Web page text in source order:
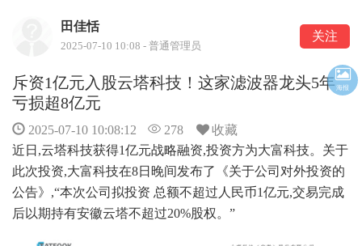
田佳恬
2025-07-10 10:08 - 普通管理员
关注
斥资1亿元入股云塔科技！这家滤波器龙头5年
亏损超8亿元
2025-07-10 10:08:12 278
收藏
近日,云塔科技获得1亿元战略融资,投资方为大富科技。关于
此次投资,大富科技在8日晚间发布了《关于公司对外投资的
公告》,“本次公司拟投资 总额不超过人民币1亿元,交易完成
后以期持有安徽云塔不超过20%股权。”
海报